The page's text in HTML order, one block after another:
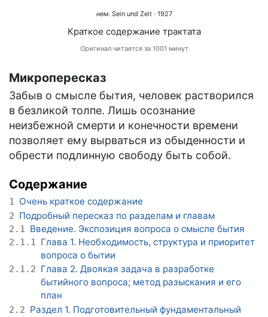
нем. Sein und Zeit· 1927
Краткое содержание трактата
Оригинал читается за 1001 минут
Микропересказ
Забыв о смысле бытия, человек растворился
в безликой толпе. Лишь осознание
неизбежной смерти и конечности времени
позволяет ему вырваться из обыденности и
обрести подлинную свободу быть собой.
Содержание
1 Очень краткое содержание
2 Подробный пересказ по разделам и главам
2.1 Введение. Экспозиция вопроса о смысле бытия
2.1.1 Глава 1. Необходимость, структура и приоритет
вопроса о бытии
2.1.2 Глава 2. Двоякая задача в разработке
бытийного вопроса; метод разыскания и его
план
2.2 Раздел 1. Подготовительный фундаментальный